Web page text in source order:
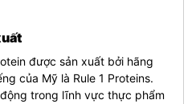
được sản xuất bởi hãng
của Mỹ là Rule 1 Proteins.
trong lĩnh vực thực phẩm